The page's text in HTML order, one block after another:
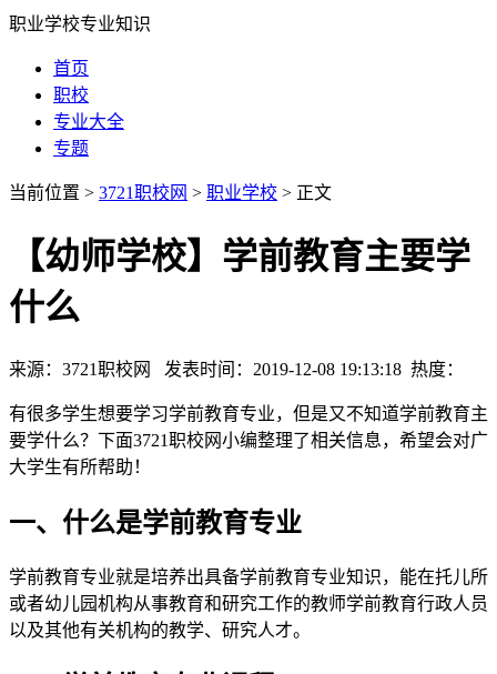
职业学校专业知识
首页
职校
专业大全
专题
当前位置 > 3721职校网 > 职业学校 > 正文
【幼师学校】学前教育主要学
什么
来源：3721职校网 发表时间：2019-12-08 19:13:18 热度：
有很多学生想要学习学前教育专业，但是又不知道学前教育主
要学什么？下面3721职校网小编整理了相关信息，希望会对广
大学生有所帮助！
一、什么是学前教育专业
学前教育专业就是培养出具备学前教育专业知识，能在托儿所
或者幼儿园机构从事教育和研究工作的教师学前教育行政人员
以及其他有关机构的教学、研究人才。